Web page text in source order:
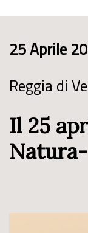
25 Aprile
Reggia di
Il 25